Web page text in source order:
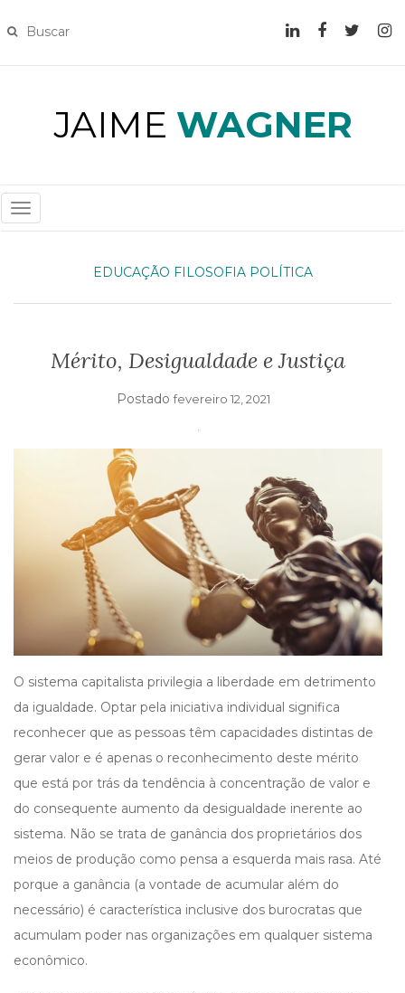
JAIME WAGNER
T
A
EDUCAÇÃO FILOSOFIA POLÍTICA
Mérito, Desigualdade e Justiça
Postado fevereiro 12, 2021
O sistema capitalista privilegia a liberdade em detrimento
da igualdade. Optar pela iniciativa individual significa
reconhecer que as pessoas têm capacidades distintas de
gerar valor e é apenas o reconhecimento deste mérito
que está por trás da tendência à concentração de valor e
do consequente aumento da desigualdade inerente ao
sistema. Não se trata de ganância dos proprietários dos
meios de produção como pensa a esquerda mais rasa. Até
porque a ganância (a vontade de acumular além do
necessário) é característica inclusive dos burocratas que
acumulam poder nas organizações em qualquer sistema
econômico.